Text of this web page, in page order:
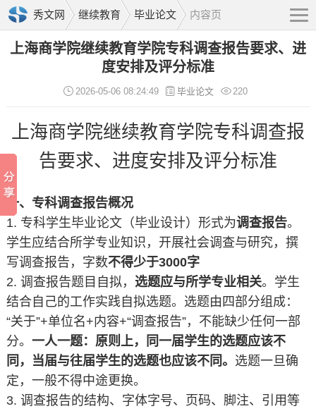
秀文网 继续教育 毕业论文 内容页
上海商学院继续教育学院专科调查报告要求、进
度安排及评分标准
2026-05-06 08:24:49 毕业论文 220
上海商学院继续教育学院专科调查报
告要求、进度安排及评分标准
一、 专科调查报告概况
1. 专科学生毕业论文（毕业设计）形式为调查报告。
学生应结合所学专业知识，开展社会调查与研究，撰
写调查报告，字数不得少于3000字
2. 调查报告题目自拟， 选题应与所学专业相关。学生
结合自己的工作实践自拟选题。选题由四部分组成：
“关于”+单位名+内容+“调查报告”，不能缺少任何一部
分。 一人一题：原则上，同一届学生的选题应该不
同，当届与往届学生的选题也应该不同。 选题一旦确
定，一般不得中途更换。
3. 调查报告的结构、字体字号、页码、脚注、引用等